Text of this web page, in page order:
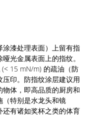
漆处理表面）上留有指
光金属表面上的指纹。
15 mN/m) 的疏油（防
印。防指纹涂层建议用
体，即高品质的厨房和
特别是水龙头和镜
有诸如奖杯之类的体育